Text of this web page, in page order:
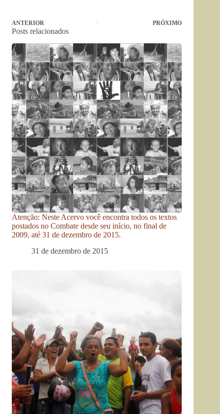
ANTERIOR PRÓXIMO
Posts relacionados
Atenção: Neste Acervo você encontra todos os textos
postados no Combate desde seu início, no final de
2009, até 31 de dezembro de 2015.
31 de dezembro de 2015